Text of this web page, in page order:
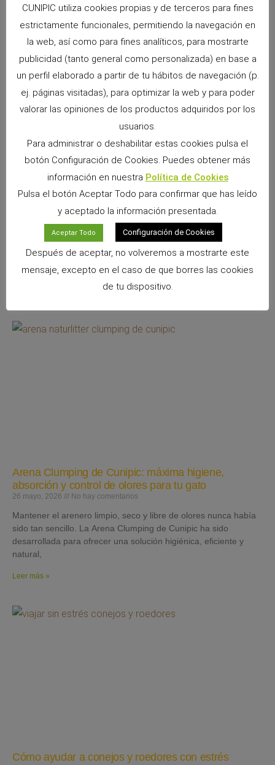
ANTERIOR
Yoga con perros
SIGUIENTE
La procesionaria: la Oruga mortal
Snacks Alpha Pro: 6 sabores irresistibles para
premiar a tu pequeño
9 junio, 2026 No hay comentarios
Si convives con un conejo, cobaya, chinchilla, degú o cualquier
otro pequeño mamífero herbívoro, sabrás que los premios
forman parte de los momentos más especiales
Arena Clumping de Cunipic: máxima higiene,
absorción y control de olores para tu gato
26 mayo, 2026 No hay comentarios
Mantener el arenero limpio, seco y libre de olores nunca había
sido tan sencillo. La Arena Clumping de Cunipic ha sido
desarrollada para ofrecer una solución higiénica, eficiente y
natural,
Leer más »
Cómo ayudar a conejos y roedores con estrés
CUNIPIC utiliza cookies propias y de terceros para fines
estrictamente funcionales, permitiendo la navegación en
la web, así como para fines analíticos, para mostrarte
publicidad (tanto general como personalizada) en base a
un perfil elaborado a partir de tu hábitos de navegación (p.
ej. páginas visitadas), para optimizar la web y para poder
valorar las opiniones de los productos adquiridos por los
usuarios.
Para administrar o deshabilitar estas cookies pulsa el
botón Configuración de Cookies. Puedes obtener más
información en nuestra Política de Cookies
Pulsa el botón Aceptar Todo para confirmar que has leído
y aceptado la información presentada.
Aceptar Todo Configuración de Cookies
Después de aceptar, no volveremos a mostrarte este
mensaje, excepto en el caso de que borres las cookies
de tu dispositivo.